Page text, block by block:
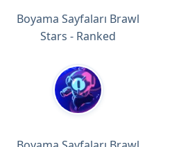
Boyama Sayfaları Brawl
Stars - Ranked